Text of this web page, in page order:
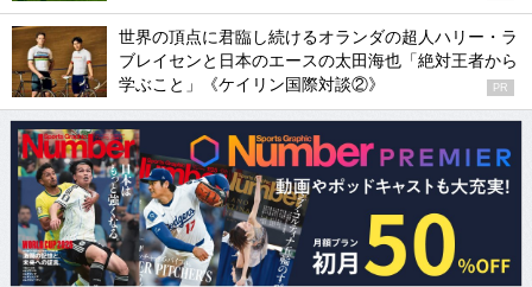
世界の頂点に君臨し続けるオランダの超人ハリー・ラ
ブレイセンと日本のエースの太田海也「絶対王者から
学ぶこと」《ケイリン国際対談②》
PR